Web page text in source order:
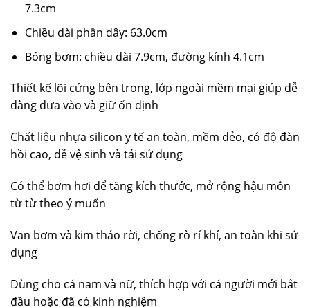
7.3cm
Chiều dài phần dây: 63.0cm
Bóng bơm: chiều dài 7.9cm, đường kính 4.1cm
Thiết kế lõi cứng bên trong, lớp ngoài mềm mại giúp dễ
dàng đưa vào và giữ ổn định
Chất liệu nhựa silicon y tế an toàn, mềm dẻo, có độ đàn
hồi cao, dễ vệ sinh và tái sử dụng
Có thể bơm hơi để tăng kích thước, mở rộng hậu môn
từ từ theo ý muốn
Van bơm và kim tháo rời, chống rò rỉ khí, an toàn khi sử
dụng
Dùng cho cả nam và nữ, thích hợp với cả người mới bắt
đầu hoặc đã có kinh nghiệm